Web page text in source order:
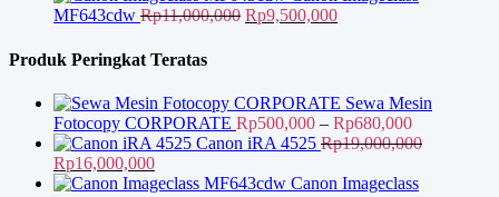
Rp1,150,000
Rp500,000
MF643cdw Rp11,000,000 Harga
Rp9,500,000Harga
Rp9,500,000.
Produk Peringkat Teratas
Sewa Mesin
Fotocopy CORPORATE Rp500,000 – Rp680,000Rentang
harga:
hingga
Canon iRA 4525 Rp19,000,000
Harga
aslinya
Rp16,000,000Harga
saat
Canon Imageclass